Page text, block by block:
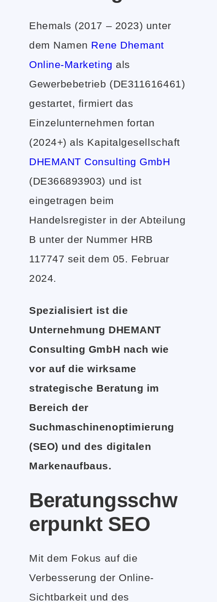
Ehemals (2017 – 2023) unter
dem Namen Rene Dhemant
Online-Marketing als
Gewerbebetrieb (DE311616461)
gestartet, firmiert das
Einzelunternehmen fortan
(2024+) als Kapitalgesellschaft
DHEMANT Consulting GmbH
(DE366893903) und ist
eingetragen beim
Handelsregister in der Abteilung
B unter der Nummer HRB
117747 seit dem 05. Februar
2024.
Spezialisiert ist die
Unternehmung DHEMANT
Consulting GmbH nach wie
vor auf die wirksame
strategische Beratung im
Bereich der
Suchmaschinenoptimierung
(SEO) und des digitalen
Markenaufbaus.
Beratungsschw
erpunkt SEO
Mit dem Fokus auf die
Verbesserung der Online-
Sichtbarkeit und des